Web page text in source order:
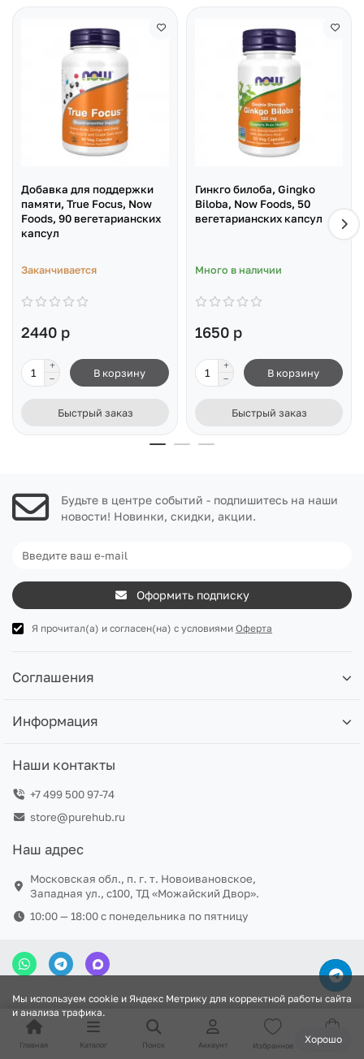
Добавка для поддержки
памяти, True Focus, Now
Foods, 90 вегетарианских
капсул
Заканчивается
2440 р
В корзину
Быстрый заказ
Гинкго билоба, Gingko
Biloba, Now Foods, 50
вегетарианских капсул
Много в наличии
1650 р
В корзину
Быстрый заказ
Мы используем cookie и Яндекс Метрику для корректной работы сайта
и анализа трафика.
Хорошо
Будьте в центре событий - подпишитесь на наши
новости! Новинки, скидки, акции.
Оформить подписку
Я прочитал(а) и согласен(на) с условиями Оферта
Соглашения
Информация
Наши контакты
+7 499 500 97-74
store@purehub.ru
Наш адрес
Московская обл., п. г. т. Новоивановское,
Западная ул., с100, ТД «Можайский Двор».
10:00 — 18:00 c понедельника по пятницу
Главная Каталог Поиск Аккаунт Избранное Корзина